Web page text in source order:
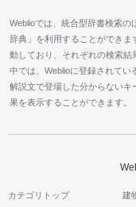
Weblioでは、統合型辞書検索
辞典」を利用することができま
動しており、それぞれの検索結
中では、Weblioに登録されてい
解説文で登場した分からない
果を表示することができます。
カテゴリトップ 建